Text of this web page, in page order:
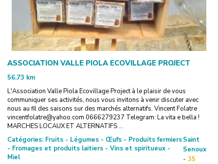
ASSOCIATION VALLE PIOLA ECOVILLAGE PROJECT
56.73 km
L'Association Valle Piola Ecovillage Project à le plaisir de vous
communiquer ses activités, nous vous invitons à venir discuter avec
nous au fil des saisons sur des marchés alternatifs. Vincent Folatre
vincentfolatre@yahoo.com 0666279237 Telegram: La vita e bella !
MARCHES LOCAUX ET ALTERNATIFS ...
Catégories: Fruits - Légumes - Œufs - Produits fermiers
- Fromages et produits laitiers - Vins et spiritueux -
Miel
Saint
Senoux
- 35